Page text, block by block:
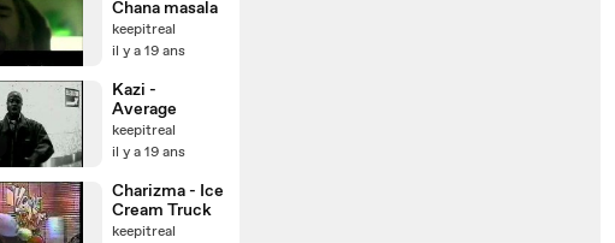
Chana masala
keepitreal
il y a 19 ans
Kazi -
Average
keepitreal
il y a 19 ans
Charizma - Ice
Cream Truck
keepitreal